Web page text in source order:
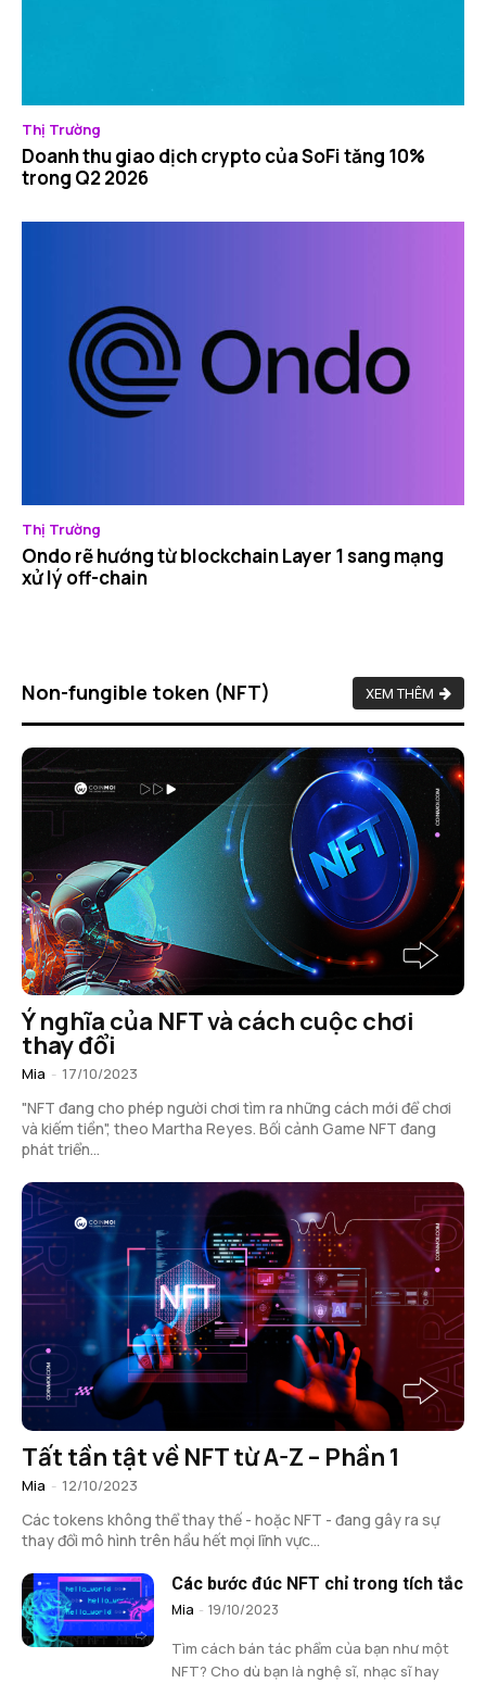
Thị Trường
Doanh thu giao dịch crypto của SoFi tăng 10%
trong Q2 2026
Thị Trường
Ondo rẽ hướng từ blockchain Layer 1 sang mạng
xử lý off-chain
Non-fungible token (NFT) XEM THÊM
Ý nghĩa của NFT và cách cuộc chơi
thay đổi
Mia - 17/10/2023
"NFT đang cho phép người chơi tìm ra những cách mới để chơi
và kiếm tiền", theo Martha Reyes. Bối cảnh Game NFT đang
phát triển...
Tất tần tật về NFT từ A-Z – Phần 1
Mia - 12/10/2023
Các tokens không thể thay thế - hoặc NFT - đang gây ra sự
thay đổi mô hình trên hầu hết mọi lĩnh vực...
Các bước đúc NFT chỉ trong tích tắc
Mia - 19/10/2023
Tìm cách bán tác phẩm của bạn như một
NFT? Cho dù bạn là nghệ sĩ, nhạc sĩ hay